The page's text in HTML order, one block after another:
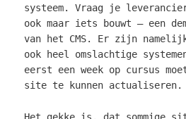
systeem. Vraag je
ook maar iets bouwt – een
van het CMS. Er zijn
ook heel omslachtige
eerst een week op cursus
site te kunnen actualiseren.
Het gekke is, dat sommige